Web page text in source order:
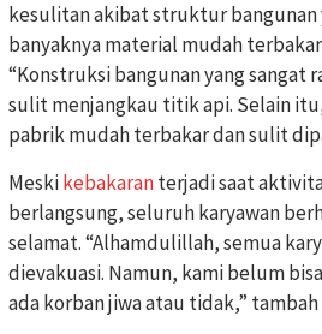
kesulitan akibat struktur bangunan
banyaknya material mudah
“Konstruksi bangunan yang sangat
sulit menjangkau titik api. Selain
pabrik mudah terbakar dan sulit
Meskikebakaranterjadi saat
berlangsung, seluruh karyawan
selamat. “Alhamdulillah, semua
dievakuasi. Namun, kami belum
ada korban jiwa atau tidak,”